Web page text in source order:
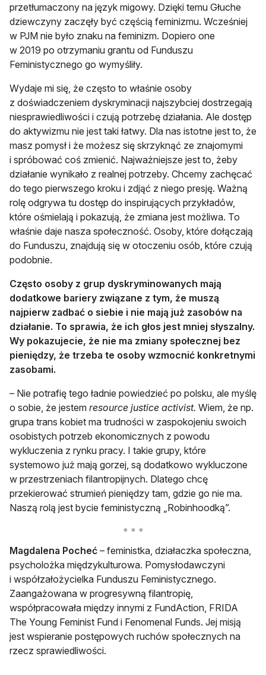
przetłumaczony na język migowy. Dzięki temu Głuche
dziewczyny zaczęły być częścią feminizmu. Wcześniej
w PJM nie było znaku na feminizm. Dopiero one
w 2019 po otrzymaniu grantu od Funduszu
Feministycznego go wymyśliły.
Wydaje mi się, że często to właśnie osoby
z doświadczeniem dyskryminacji najszybciej dostrzegają
niesprawiedliwości i czują potrzebę działania. Ale dostęp
do aktywizmu nie jest taki łatwy. Dla nas istotne jest to, że
masz pomysł i że możesz się skrzyknąć ze znajomymi
i spróbować coś zmienić. Najważniejsze jest to, żeby
działanie wynikało z realnej potrzeby. Chcemy zachęcać
do tego pierwszego kroku i zdjąć z niego presję. Ważną
rolę odgrywa tu dostęp do inspirujących przykładów,
które ośmielają i pokazują, że zmiana jest możliwa. To
właśnie daje nasza społeczność. Osoby, które dołączają
do Funduszu, znajdują się w otoczeniu osób, które czują
podobnie.
Często osoby z grup dyskryminowanych mają
dodatkowe bariery związane z tym, że muszą
najpierw zadbać o siebie i nie mają już zasobów na
działanie. To sprawia, że ich głos jest mniej słyszalny.
Wy pokazujecie, że nie ma zmiany społecznej bez
pieniędzy, że trzeba te osoby wzmocnić konkretnymi
zasobami.
– Nie potrafię tego ładnie powiedzieć po polsku, ale myślę
o sobie, że jestem resource justice activist. Wiem, że np.
grupa trans kobiet ma trudności w zaspokojeniu swoich
osobistych potrzeb ekonomicznych z powodu
wykluczenia z rynku pracy. I takie grupy, które
systemowo już mają gorzej, są dodatkowo wykluczone
w przestrzeniach filantropijnych. Dlatego chcę
przekierować strumień pieniędzy tam, gdzie go nie ma.
Naszą rolą jest bycie feministyczną „Robinhoodką”.
Magdalena Pocheć – feministka, działaczka społeczna,
psycholożka międzykulturowa. Pomysłodawczyni
i współzałożycielka Funduszu Feministycznego.
Zaangażowana w progresywną filantropię,
współpracowała między innymi z FundAction, FRIDA
The Young Feminist Fund i Fenomenal Funds. Jej misją
jest wspieranie postępowych ruchów społecznych na
rzecz sprawiedliwości.